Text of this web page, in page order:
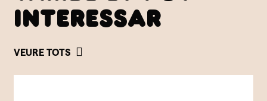
INTERESSAR
VEURE TOTS